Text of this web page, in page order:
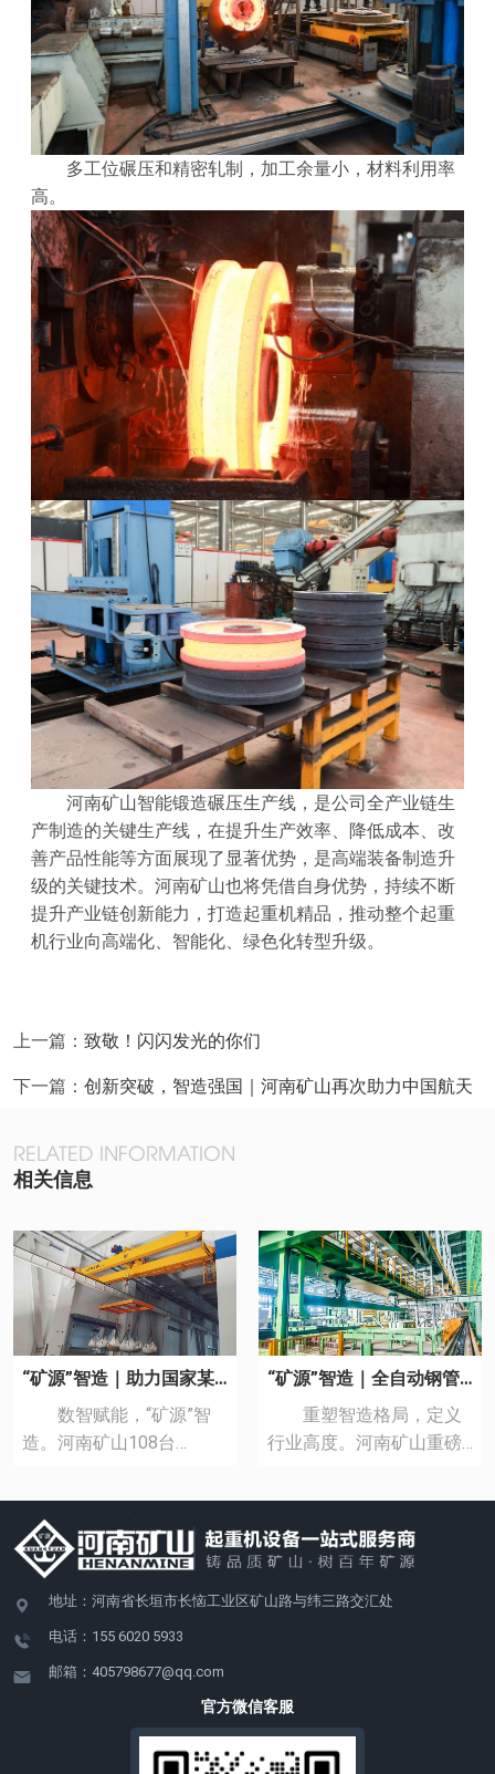
多工位碾压和精密轧制，加工余量小，材料利用率
高。
河南矿山智能锻造碾压生产线，是公司全产业链生
产制造的关键生产线，在提升生产效率、降低成本、改
善产品性能等方面展现了显著优势，是高端装备制造升
级的关键技术。河南矿山也将凭借自身优势，持续不断
提升产业链创新能力，打造起重机精品，推动整个起重
机行业向高端化、智能化、绿色化转型升级。
上一篇： 致敬！闪闪发光的你们
下一篇： 创新突破，智造强国｜河南矿山再次助力中国航天
RELATED INFORMATION
相关信息
“矿源”智造｜助力国家某仓储中心智能化升级
数智赋能，“矿源”智
造。河南矿山108台
用于盐城港某智能仓储车
间。 该批起重机均预
留智能化升级接口，能够
实现设备的远程监控、故
障预警、智能调度等功
能，为该项目进行无人化
工厂改造提供全套智能产
力其打造现代智慧仓储典
范。 河南矿山将继续
“矿源”智造｜全自动钢管移送起重机
重塑智造格局，定义
行业高度。河南矿山重磅
机，以创新设计、工艺革
新、智能交互等技术优
势，为石油管道钢管制造
技术支撑。 硬核刚性
滑轨，传动效率高。
智能精准控制，绿色节
地址：河南省长垣市长恼工业区矿山路与纬三路交汇处
电话：155 6020 5933
邮箱：405798677@qq.com
官方微信客服